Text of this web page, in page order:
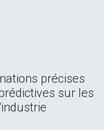
précises
sur les